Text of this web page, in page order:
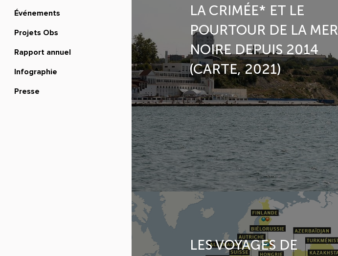
Événements
Projets Obs
Rapport annuel
Infographie
Presse
LA CRIMÉE* ET LE
POURTOUR DE LA MER
NOIRE DEPUIS 2014
(CARTE, 2021)
LES VOYAGES DE